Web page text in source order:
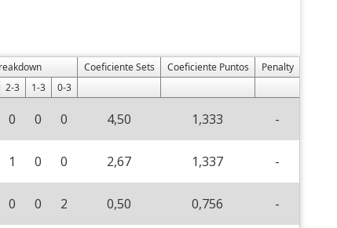
Coeficiente Sets Coeficiente Puntos
Penalty
2-3 1-3 0-3
0 0 0 4,50 1,333 -
1 0 0 2,67 1,337 -
0 0 2 0,50 0,756 -